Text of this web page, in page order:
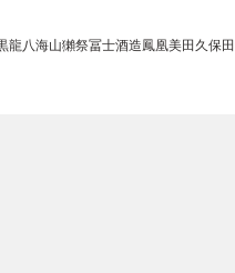
龍八海山獺祭冨士酒造鳳凰美田 久保田